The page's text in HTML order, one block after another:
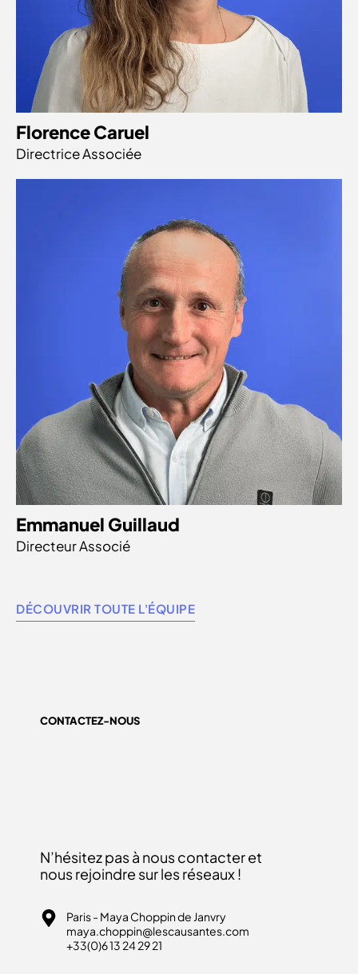
Florence Caruel
Directrice Associée
Emmanuel Guillaud
Directeur Associé
DÉCOUVRIR TOUTE L'ÉQUIPE
CONTACTEZ-NOUS
N’hésitez pas à nous contacter et
nous rejoindre sur les réseaux !
Paris - Maya Choppin de Janvry
maya.choppin@lescausantes.com
+33(0)6 13 24 29 21